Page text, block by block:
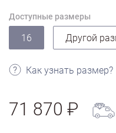
Доступные размеры
16 Другой
Как узнать размер?
71 870